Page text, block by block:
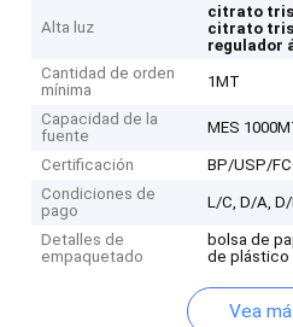
Alta luz
citrato
citrato
regulador
Cantidad de orden
mínima
1MT
Capacidad de la
fuente
MES
Certificación
BP/USP/
Condiciones de
pago
L/C, D/A,
Detalles de
empaquetado
bolsa de
de plástico
Vea